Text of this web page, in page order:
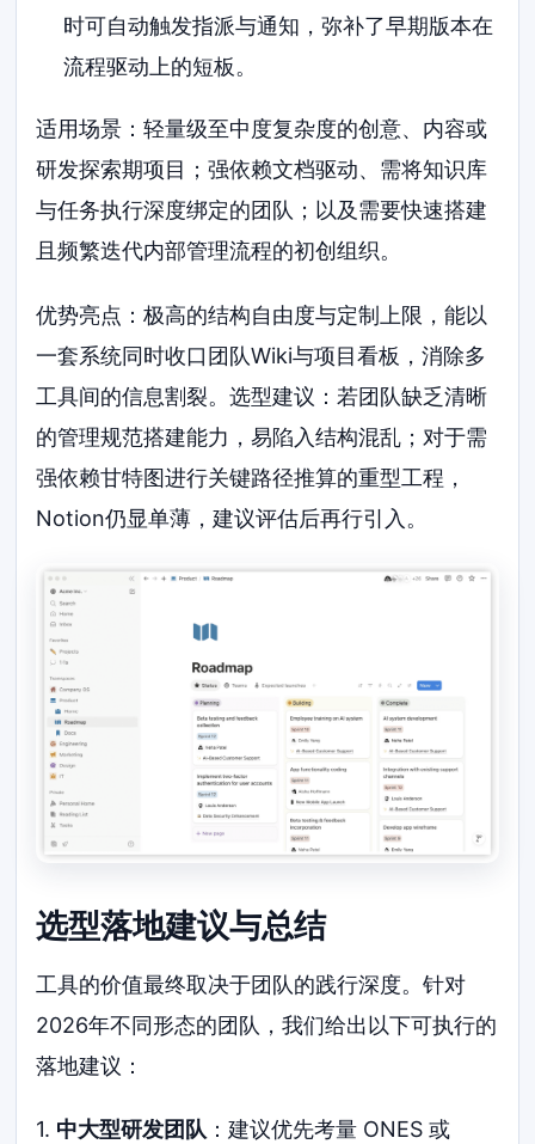
时可自动触发指派与通知，弥补了早期版本在
流程驱动上的短板。
适用场景：轻量级至中度复杂度的创意、内容或
研发探索期项目；强依赖文档驱动、需将知识库
与任务执行深度绑定的团队；以及需要快速搭建
且频繁迭代内部管理流程的初创组织。
优势亮点：极高的结构自由度与定制上限，能以
一套系统同时收口团队Wiki与项目看板，消除多
工具间的信息割裂。选型建议：若团队缺乏清晰
的管理规范搭建能力，易陷入结构混乱；对于需
强依赖甘特图进行关键路径推算的重型工程，
Notion仍显单薄，建议评估后再行引入。
选型落地建议与总结
工具的价值最终取决于团队的践行深度。针对
2026年不同形态的团队，我们给出以下可执行的
落地建议：
1. 中大型研发团队 ：建议优先考量 ONES 或